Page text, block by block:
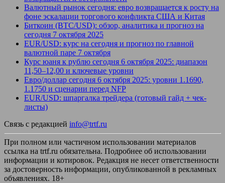
Валютный рынок сегодня: евро возвращается к росту на
фоне эскалации торгового конфликта США и Китая
Биткоин (BTC/USD): обзор, аналитика и прогноз на
сегодня 7 октября 2025
EUR/USD: курс на сегодня и прогноз по главной
валютной паре 7 октября
Курс юаня к рублю сегодня 6 октября 2025: диапазон
11,50–12,00 и ключевые уровни
Евро/доллар сегодня 6 октября 2025: уровни 1.1690,
1.1750 и сценарии перед NFP
EUR/USD: шпаргалка трейдера (готовый гайд + чек-
листы)
Связь с редакцией info@trtf.ru
При полном или частичном использовании материалов
ссылка на trtf.ru обязательна. Подробнее об использовании
информации и котировок. Редакция не несет ответственности
за достоверность информации, опубликованной в рекламных
объявлениях. 18+